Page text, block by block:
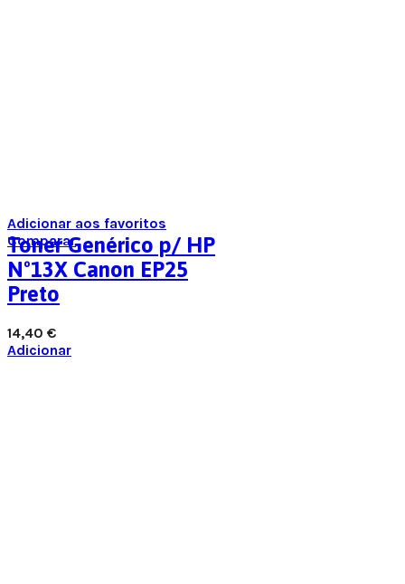
Adicionar aos favoritos
Comparar
Toner Genérico p/ HP
Nº13X Canon EP25
Preto
14,40 €
Adicionar